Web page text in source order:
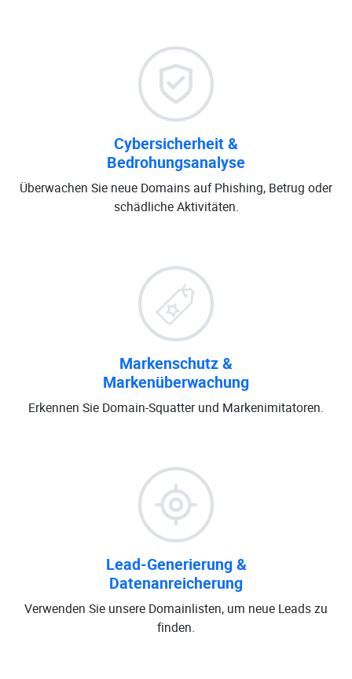
Cybersicherheit &
Bedrohungsanalyse
Überwachen Sie neue Domains auf Phishing, Betrug oder
schädliche Aktivitäten.
Markenschutz &
Markenüberwachung
Erkennen Sie Domain-Squatter und Markenimitatoren.
Lead-Generierung &
Datenanreicherung
Verwenden Sie unsere Domainlisten, um neue Leads zu
finden.